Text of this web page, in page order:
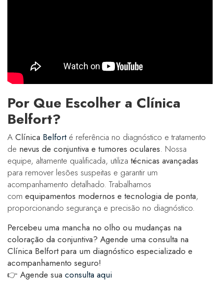
Por Que Escolher a Clínica
Belfort?
A Clínica Belforté referência no diagnóstico e tratamento
de nevus de conjuntiva e tumores oculares. Nossa
equipe, altamente qualificada, utiliza técnicas avançadas
para remover lesões suspeitas e garantir um
acompanhamento detalhado. Trabalhamos
com equipamentos modernos e tecnologia de ponta,
proporcionando segurança e precisão no diagnóstico.
Percebeu uma mancha no olho ou mudanças na
coloração da conjuntiva? Agende uma consulta na
Clínica Belfort para um diagnóstico especializado e
acompanhamento seguro!
👉 Agende sua consulta aqui